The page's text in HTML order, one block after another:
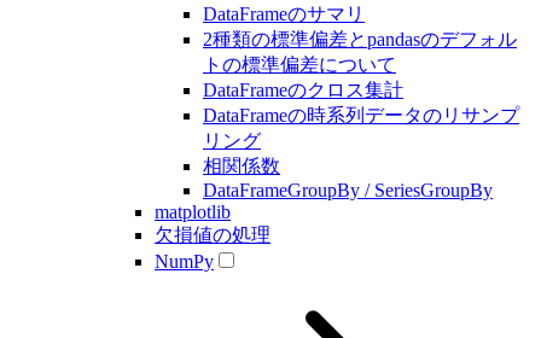
DataFrameのサマリ
2種類の標準偏差とpandasのデフォル
トの標準偏差について
DataFrameのクロス集計
DataFrameの時系列データのリサンプ
リング
相関係数
DataFrameGroupBy / SeriesGroupBy
matplotlib
欠損値の処理
NumPy